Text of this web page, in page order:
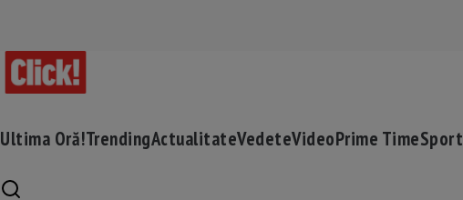
Ultima Oră!TrendingActualitateVedeteVideoPrime TimeSport